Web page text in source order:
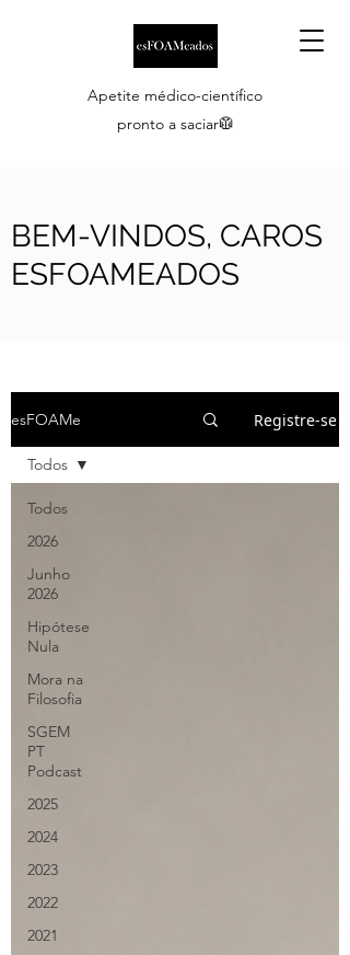
Apetite médico-científico
pronto a saciar🥼
BEM-VINDOS, CAROS
ESFOAMEADOS
esFOAMe Registre-se
Todos
2026
Junho
2026
Hipótese
Nula
Mora na
Filosofia
SGEM
PT
Podcast
2025
2024
2023
2022
2021
Todos